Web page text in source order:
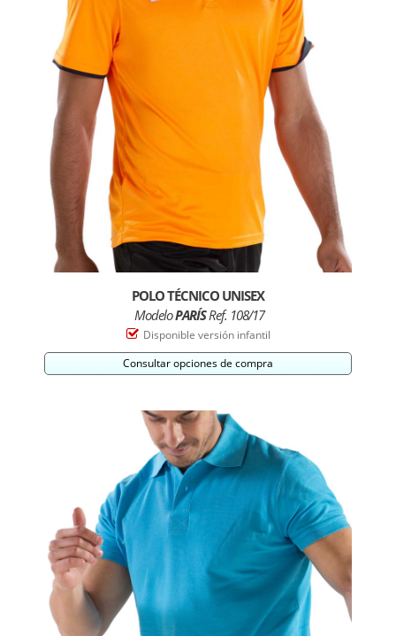
POLO TÉCNICO UNISEX
ModeloPARÍSRef. 108/17
Disponible versión infantil
Consultar opciones de compra